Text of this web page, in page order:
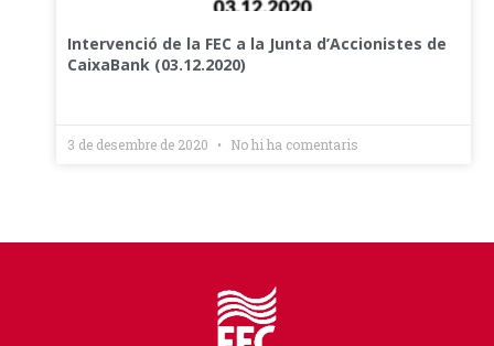
Intervenció de la FEC a la Junta d’Accionistes de
CaixaBank (03.12.2020)
3 de desembre de 2020 No hi ha comentaris